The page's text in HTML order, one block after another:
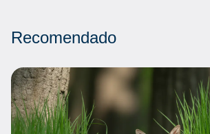
Recomendado